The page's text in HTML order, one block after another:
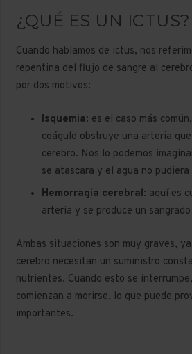
¿QUÉ ES UN ICTUS?
Cuando hablamos de ictus, nos
repentina del flujo de sangre al
por dos motivos:
Isquemia: es el caso más
coágulo obstruye una arteria
cerebro. Nos lo podemos
se atascara y el agua no pudiera
Hemorragia cerebral: aquí es
arteria y se produce un
Ambas situaciones son muy graves,
cerebro necesitan un suministro
nutrientes. Cuando esto se
comienzan a morirse, lo que puede
importantes.